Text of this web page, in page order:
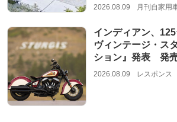
2026.08.09 月刊自家用
インディアン、
ヴィンテージ・ス
ション』発表 発
2026.08.09 レスポンス